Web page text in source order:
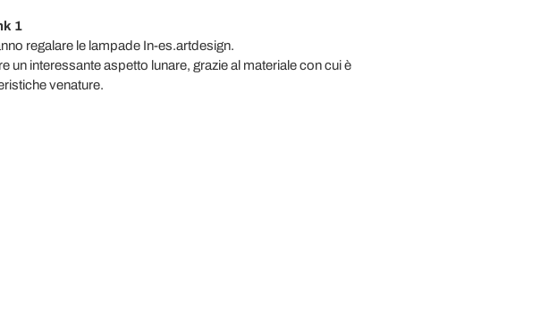
1
regalare le lampade In-es.artdesign.
un interessante aspetto lunare, grazie al materiale con cui è
venature.